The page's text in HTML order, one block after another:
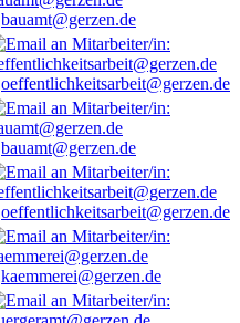
bauamt@gerzen.de
oeffentlichkeitsarbeit@gerzen.de
bauamt@gerzen.de
oeffentlichkeitsarbeit@gerzen.de
kaemmerei@gerzen.de